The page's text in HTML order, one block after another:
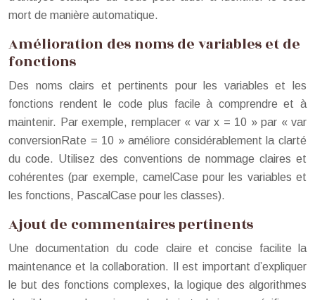
mort de manière automatique.
Amélioration des noms de variables et de
fonctions
Des noms clairs et pertinents pour les variables et les
fonctions rendent le code plus facile à comprendre et à
maintenir. Par exemple, remplacer « var x = 10 » par « var
conversionRate = 10 » améliore considérablement la clarté
du code. Utilisez des conventions de nommage claires et
cohérentes (par exemple, camelCase pour les variables et
les fonctions, PascalCase pour les classes).
Ajout de commentaires pertinents
Une documentation du code claire et concise facilite la
maintenance et la collaboration. Il est important d’expliquer
le but des fonctions complexes, la logique des algorithmes